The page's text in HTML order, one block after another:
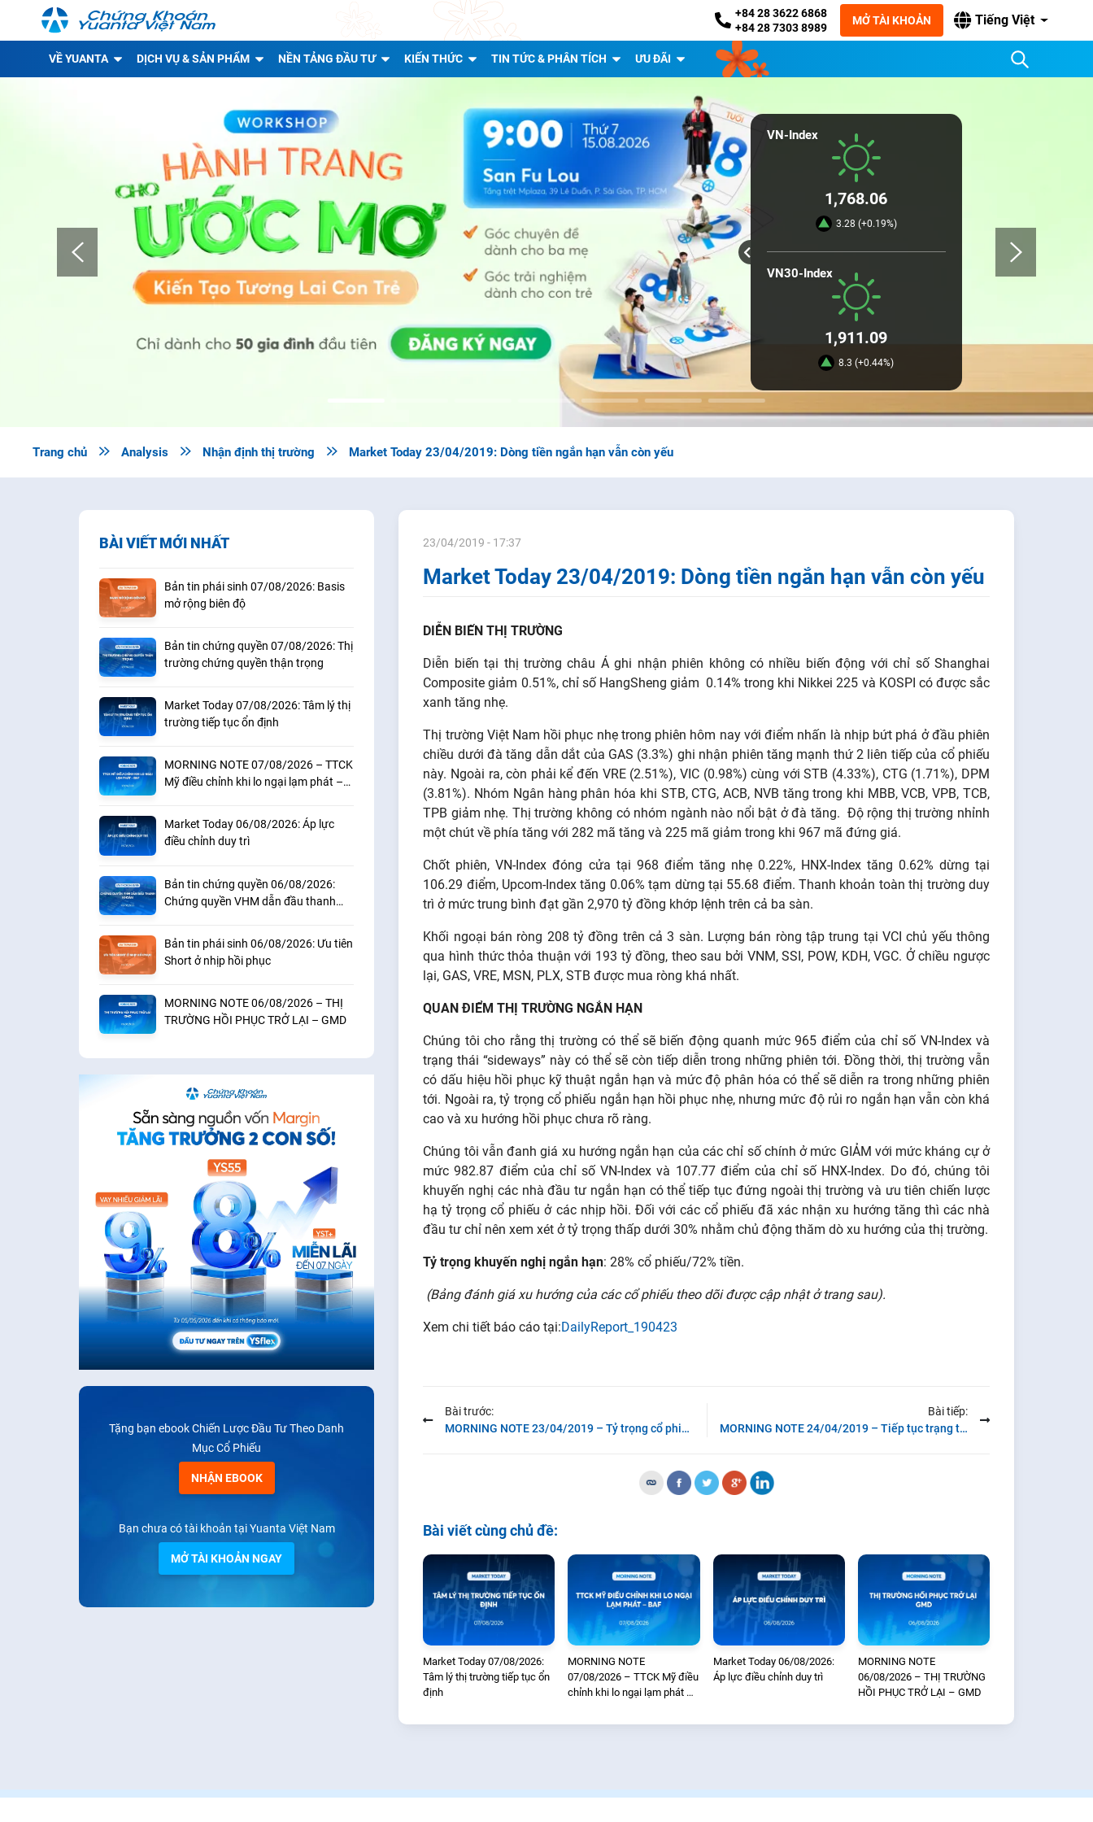
+84 28 3622 6868
+84 28 7303 8989
MỞ TÀI KHOẢN Tiếng Việt
VỀ YUANTA DỊCH VỤ & SẢN PHẨM NỀN TẢNG ĐẦU TƯ KIẾN THỨC TIN TỨC & PHÂN TÍCH ƯU ĐÃI
VN-Index
1,768.06
3.28 (+0.19%)
VN30-Index
1,911.09
8.3 (+0.44%)
Trang chủ  Analysis  Nhận định thị trường  Market Today 23/04/2019: Dòng tiền ngắn hạn vẫn còn yếu
BÀI VIẾT MỚI NHẤT
Bản tin phái sinh 07/08/2026: Basis
mở rộng biên độ
Bản tin chứng quyền 07/08/2026: Thị
trường chứng quyền thận trọng
Market Today 07/08/2026: Tâm lý thị
trường tiếp tục ổn định
MORNING NOTE 07/08/2026 – TTCK
Mỹ điều chỉnh khi lo ngại lạm phát –
Market Today 06/08/2026: Áp lực
điều chỉnh duy trì
Bản tin chứng quyền 06/08/2026:
Chứng quyền VHM dẫn đầu thanh
Bản tin phái sinh 06/08/2026: Ưu tiên
Short ở nhịp hồi phục
MORNING NOTE 06/08/2026 – THỊ
TRƯỜNG HỒI PHỤC TRỞ LẠI – GMD
Tặng bạn ebook Chiến Lược Đầu Tư Theo Danh
Mục Cổ Phiếu
NHẬN EBOOK
Bạn chưa có tài khoản tại Yuanta Việt Nam
MỞ TÀI KHOẢN NGAY
23/04/2019 - 17:37
Market Today 23/04/2019: Dòng tiền ngắn hạn vẫn còn yếu
DIỄN BIẾN THỊ TRƯỜNG
Diễn biến tại thị trường châu Á ghi nhận phiên không có nhiều biến động với chỉ số Shanghai
Composite giảm 0.51%, chỉ số HangSheng giảm 0.14% trong khi Nikkei 225 và KOSPI có được sắc
xanh tăng nhẹ.
Thị trường Việt Nam hồi phục nhẹ trong phiên hôm nay với điểm nhấn là nhịp bứt phá ở đầu phiên
chiều dưới đà tăng dẫn dắt của GAS (3.3%) ghi nhận phiên tăng mạnh thứ 2 liên tiếp của cổ phiếu
này. Ngoài ra, còn phải kể đến VRE (2.51%), VIC (0.98%) cùng với STB (4.33%), CTG (1.71%), DPM
(3.81%). Nhóm Ngân hàng phân hóa khi STB, CTG, ACB, NVB tăng trong khi MBB, VCB, VPB, TCB,
TPB giảm nhẹ. Thị trường không có nhóm ngành nào nổi bật ở đà tăng. Độ rộng thị trường nhỉnh
một chút về phía tăng với 282 mã tăng và 225 mã giảm trong khi 967 mã đứng giá.
Chốt phiên, VN-Index đóng cửa tại 968 điểm tăng nhẹ 0.22%, HNX-Index tăng 0.62% dừng tại
106.29 điểm, Upcom-Index tăng 0.06% tạm dừng tại 55.68 điểm. Thanh khoản toàn thị trường duy
trì ở mức trung bình đạt gần 2,970 tỷ đồng khớp lệnh trên cả ba sàn.
Khối ngoại bán ròng 208 tỷ đồng trên cả 3 sàn. Lượng bán ròng tập trung tại VCI chủ yếu thông
qua hình thức thỏa thuận với 193 tỷ đồng, theo sau bởi VNM, SSI, POW, KDH, VGC. Ở chiều ngược
lại, GAS, VRE, MSN, PLX, STB được mua ròng khá nhất.
QUAN ĐIỂM THỊ TRƯỜNG NGẮN HẠN
Chúng tôi cho rằng thị trường có thể sẽ biến động quanh mức 965 điểm của chỉ số VN-Index và
trạng thái “sideways” này có thể sẽ còn tiếp diễn trong những phiên tới. Đồng thời, thị trường vẫn
có dấu hiệu hồi phục kỹ thuật ngắn hạn và mức độ phân hóa có thể sẽ diễn ra trong những phiên
tới. Ngoài ra, tỷ trọng cổ phiếu ngắn hạn hồi phục nhẹ, nhưng mức độ rủi ro ngắn hạn vẫn còn khá
cao và xu hướng hồi phục chưa rõ ràng.
Chúng tôi vẫn đanh giá xu hướng ngắn hạn của các chỉ số chính ở mức GIẢM với mức kháng cự ở
mức 982.87 điểm của chỉ số VN-Index và 107.77 điểm của chỉ số HNX-Index. Do đó, chúng tôi
khuyến nghị các nhà đầu tư ngắn hạn có thể tiếp tục đứng ngoài thị trường và ưu tiên chiến lược
hạ tỷ trọng cổ phiếu ở các nhịp hồi. Đối với các cổ phiếu đã xác nhận xu hướng tăng thì các nhà
đầu tư chỉ nên xem xét ở tỷ trọng thấp dưới 30% nhằm chủ động thăm dò xu hướng của thị trường.
Tỷ trọng khuyến nghị ngắn hạn: 28% cổ phiếu/72% tiền.
(Bảng đánh giá xu hướng của các cổ phiếu theo dõi được cập nhật ở trang sau).
Xem chi tiết báo cáo tại:DailyReport_190423
Bài trước:
MORNING NOTE 23/04/2019 – Tỷ trọng cổ phiếu tiếp tục giảm – TDH
Bài tiếp:
MORNING NOTE 24/04/2019 – Tiếp tục trạng thái “sideways” trong xu hướng giảm – PPC
Bài viết cùng chủ đề:
Market Today 07/08/2026:
Tâm lý thị trường tiếp tục ổn
định
MORNING NOTE
07/08/2026 – TTCK Mỹ điều
chỉnh khi lo ngại lạm phát –
Market Today 06/08/2026:
Áp lực điều chỉnh duy trì
MORNING NOTE
06/08/2026 – THỊ TRƯỜNG
HỒI PHỤC TRỞ LẠI – GMD